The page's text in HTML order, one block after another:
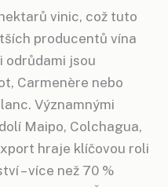
vinic, což tuto
producentů vína
odrůdami jsou
Carmenère nebo
Významnými
Maipo, Colchagua,
hraje klíčovou roli
– více než 70 %